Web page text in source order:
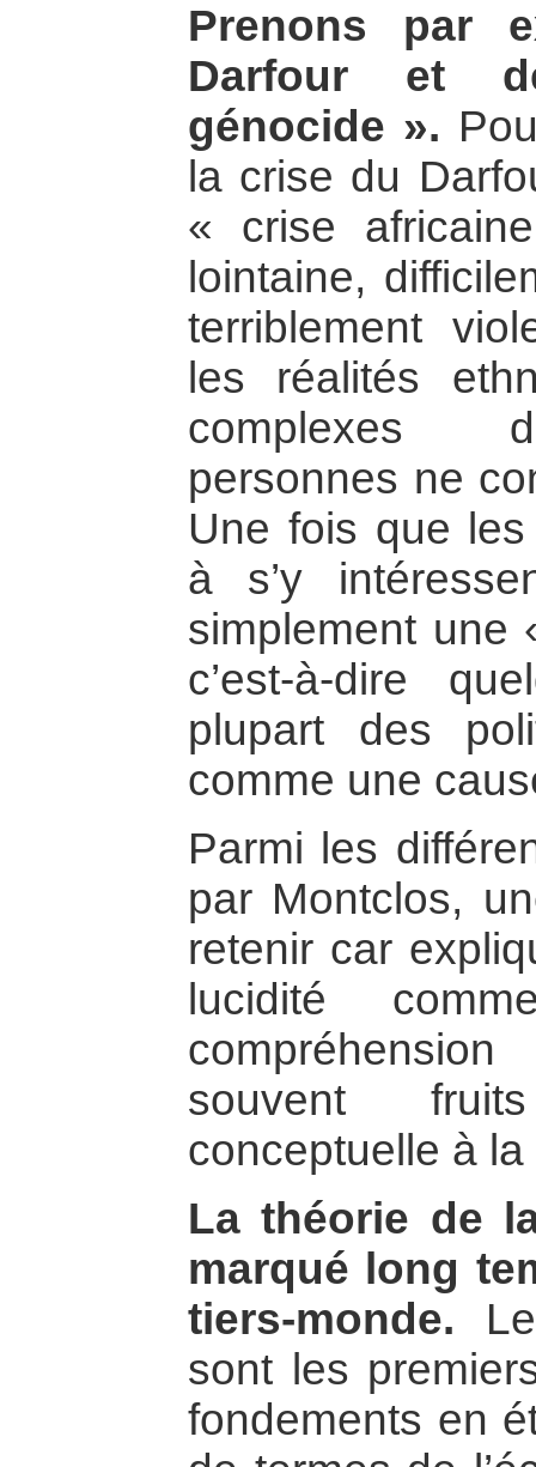
Prenons par
Darfour et
génocide ».
la crise du
« crise
lointaine,
terriblement
les réalités
complexes
personnes ne
Une fois que
à s’y
simplement une
c’est-à-dire
plupart des
comme une
Parmi les
par Montclos,
retenir car
lucidité
souvent
conceptuelle à
La théorie de
marqué long
tiers-monde.
sont les
fondements en